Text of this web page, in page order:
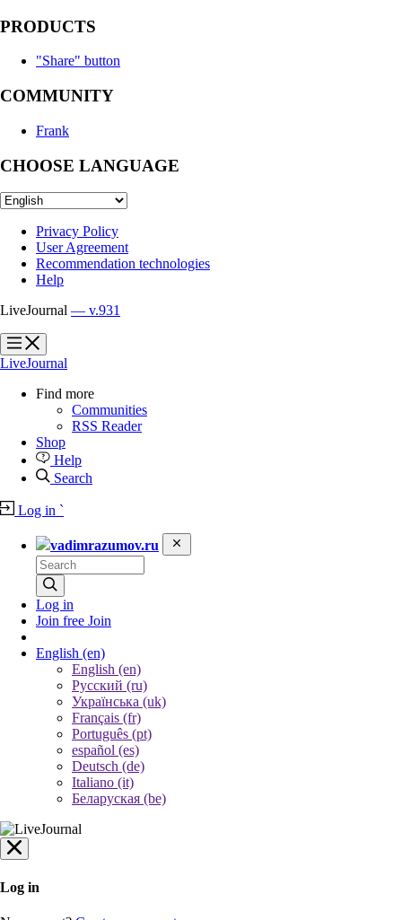
PRODUCTS
"Share" button
COMMUNITY
Frank
CHOOSE LANGUAGE
Privacy Policy
User Agreement
Recommendation technologies
Help
LiveJournal — v.931
?
?
LiveJournal
Find more
Communities
RSS Reader
Shop
Help
Search
Log in `
vadimrazumov.ru
Log in
Join free Join
English (en)
English (en)
Русский (ru)
Українська (uk)
Français (fr)
Português (pt)
español (es)
Deutsch (de)
Italiano (it)
Беларуская (be)
Log in